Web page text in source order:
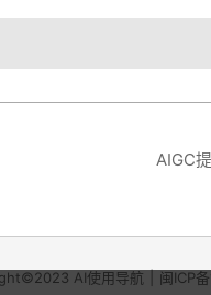
AIGC
AI使用导航 闽ICP